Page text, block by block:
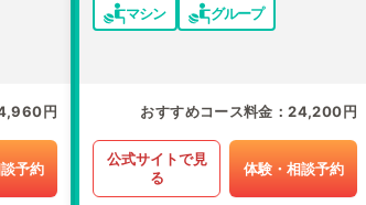
円
予約
マシン グループ
おすすめコース料金 24,200円
公式サイトで見
る
体験・相談予約